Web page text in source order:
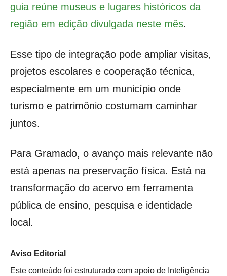
guia reúne museus e lugares históricos da
região em edição divulgada neste mês.
Esse tipo de integração pode ampliar visitas,
projetos escolares e cooperação técnica,
especialmente em um município onde
turismo e patrimônio costumam caminhar
juntos.
Para Gramado, o avanço mais relevante não
está apenas na preservação física. Está na
transformação do acervo em ferramenta
pública de ensino, pesquisa e identidade
local.
Aviso Editorial
Este conteúdo foi estruturado com apoio de Inteligência